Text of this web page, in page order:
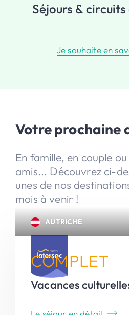
Séjours &
Je souhaite en
Votre prochaine
En famille, en couple
amis... Découvrez ci-
unes de nos
mois à venir !
AUTRICHE
COMPLET
Vacances